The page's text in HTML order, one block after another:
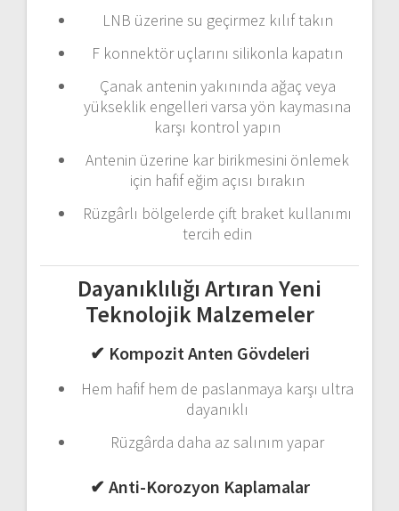
LNB üzerine su geçirmez kılıftakın
F konnektöruçlarını silikonla kapatın
Çanak antenin yakınında ağaçveya
yükseklik engelleri varsa yön kaymasına
karşı kontrol yapın
Antenin üzerine kar birikmesini önlemek
için hafifeğim açısı bırakın
Rüzgârlı bölgelerde çift braket kullanımı
tercih edin
Dayanıklılığı Artıran Yeni
Teknolojik Malzemeler
✔ KompozitAnten Gövdeleri
Hem hafif hem de paslanmaya karşı ultra
dayanıklı
Rüzgârda daha az salınım yapar
✔ Anti-Korozyon Kaplamalar